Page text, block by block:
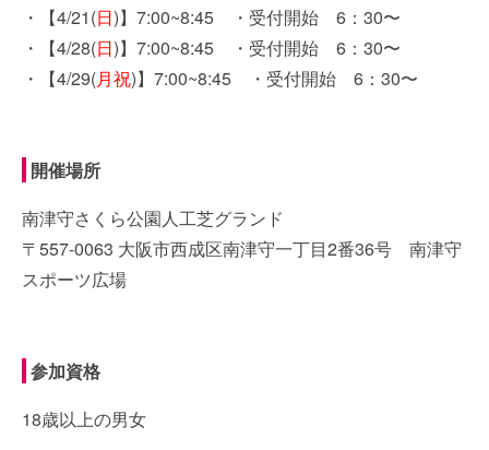
・【4/21(日)】7:00~8:45 ・受付開始 6：30〜
・【4/28(日)】7:00~8:45 ・受付開始 6：30〜
・【4/29(月祝)】7:00~8:45 ・受付開始 6：30〜
開催場所
南津守さくら公園人工芝グランド
〒557-0063 大阪市西成区南津守一丁目2番36号 南津守
スポーツ広場
参加資格
18歳以上の男女